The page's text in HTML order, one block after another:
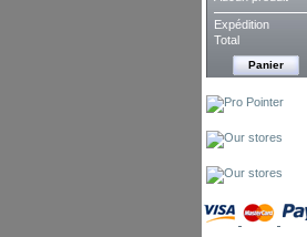
Expédition
Total
Panier